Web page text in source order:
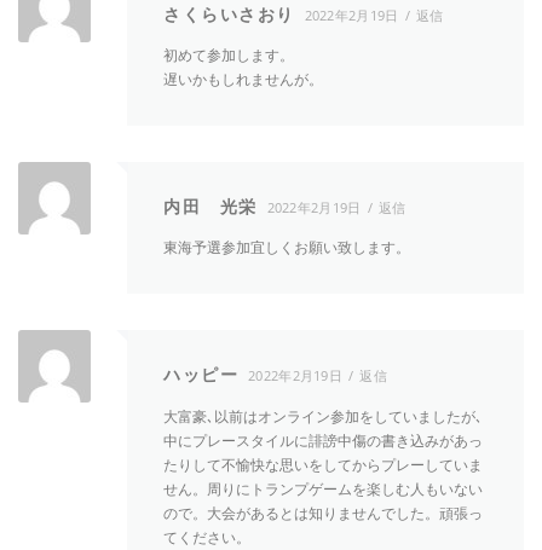
さくらいさおり 2022年2月19日 返信
初めて参加します。
遅いかもしれませんが。
内田 光栄 2022年2月19日 返信
東海予選参加宜しくお願い致します。
ハッピー 2022年2月19日 返信
大富豪､以前はオンライン参加をしていましたが､
中にプレースタイルに誹謗中傷の書き込みがあっ
たりして不愉快な思いをしてからプレーしていま
せん。周りにトランプゲームを楽しむ人もいない
ので。大会があるとは知りませんでした。頑張っ
てください。